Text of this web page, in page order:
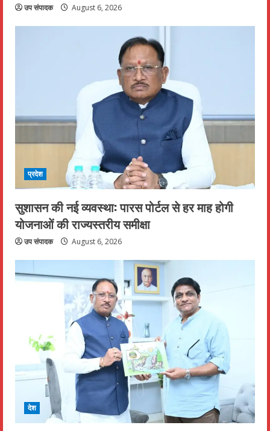
उप संपादक August 6, 2026
प्रदेश
सुशासन की नई व्यवस्था: पारस पोर्टल से हर माह होगी
योजनाओं की राज्यस्तरीय समीक्षा
उप संपादक August 6, 2026
देश